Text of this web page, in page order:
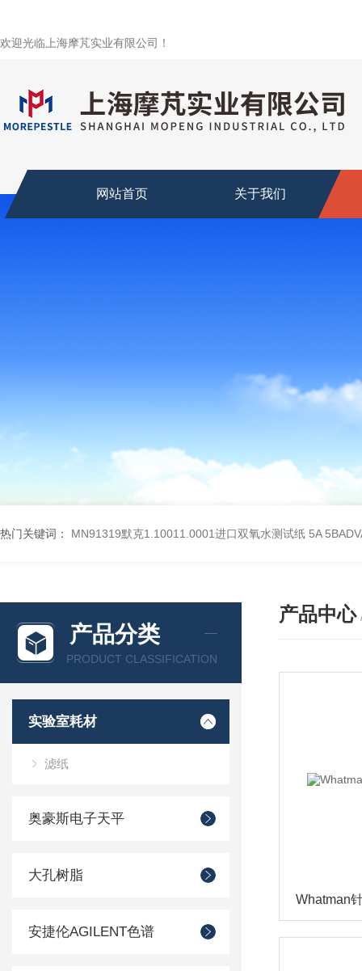
欢迎光临上海摩芃实业有限公司！
网站首页 关于我们
热门关键词： MN91319默克1.10011.0001进口双氧水测试纸 5A
产品分类
PRODUCT CLASSIFICATION
实验室耗材
滤纸
奥豪斯电子天平
大孔树脂
安捷伦AGILENT色谱
产品中心